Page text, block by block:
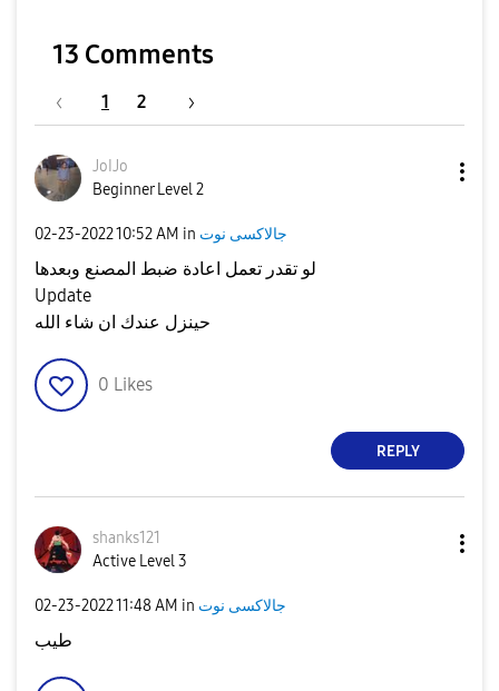
13 Comments
1 2
JoIJo
Beginner Level 2
‎02-23-202210:52 AM in جالاكسى نوت
لو تقدر تعمل اعادة ضبط المصنع وبعدها
Update
حينزل عندك ان شاء الله
0 Likes
REPLY
shanks121
Active Level 3
‎02-23-202211:48 AM in جالاكسى نوت
طيب